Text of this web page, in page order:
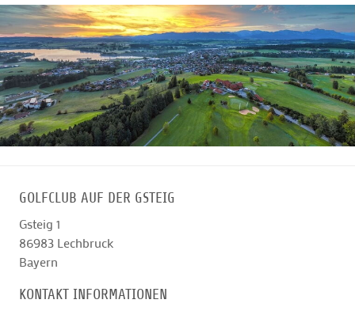
GOLF & WOMO
MALLORCA GOLFWOCHE
GOLF NEWS
GOLFCLUB AUF DER GSTEIG
Gsteig 1
86983 Lechbruck
Bayern
KONTAKT INFORMATIONEN